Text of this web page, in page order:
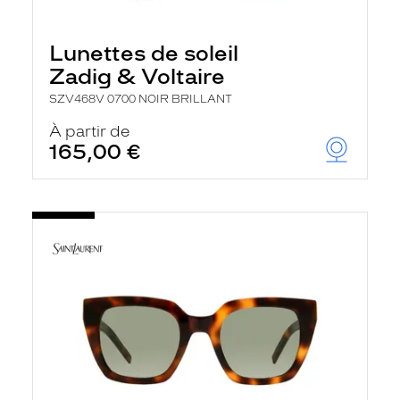
Lunettes de soleil
Zadig & Voltaire
SZV468V 0700 NOIR BRILLANT
À partir de
165,00 €